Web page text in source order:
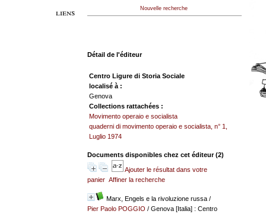
liens
Nouvelle recherche
Détail de l'éditeur
Centro Ligure di Storia Sociale
localisé à :
Genova
Collections rattachées :
Movimento operaio e socialista
quaderni di movimento operaio e socialista, n° 1,
Luglio 1974
Documents disponibles chez cet éditeur (2)
Ajouter le résultat dans votre
panier Affiner la recherche
Marx, Engels e la rivoluzione russa/
Pier Paolo POGGIO / Genova [Italia] : Centro